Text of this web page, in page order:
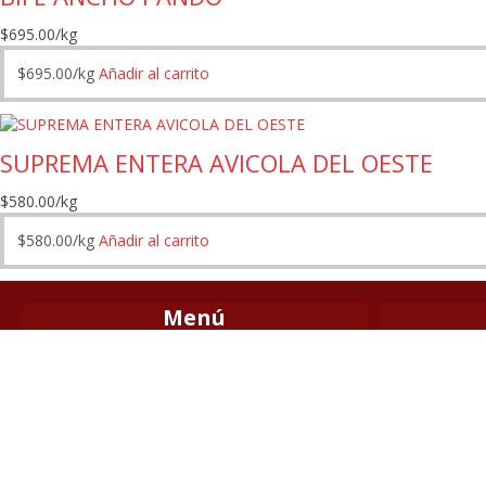
$695.00/kg
$695.00/kg Añadir al carrito
SUPREMA ENTERA AVICOLA DEL OESTE
$580.00/kg
$580.00/kg Añadir al carrito
Menú